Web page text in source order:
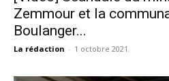
Zemmour et la
Boulanger...
La rédaction - 1 octobre 2021